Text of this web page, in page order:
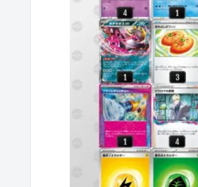
テラパゴスex
リザードンex
リザードンex
ドラパルトex
ドラパルトex
ドラパルトex